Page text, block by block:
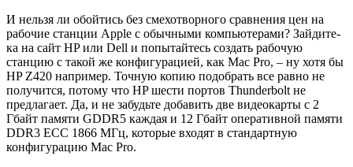
И нельзя ли обойтись без смехотворного сравнения цен на
рабочие станции Apple с обычными компьютерами? Зайдите-
ка на сайт HP или Dell и попытайтесь создать рабочую
станцию с такой же конфигурацией, как Mac Pro, – ну хотя бы
HP Z420 например. Точную копию подобрать все равно не
получится, потому что HP шести портов Thunderbolt не
предлагает. Да, и не забудьте добавить две видеокарты с 2
Гбайт памяти GDDR5 каждая и 12 Гбайт оперативной памяти
DDR3 ECC 1866 МГц, которые входят в стандартную
конфигурацию Mac Pro.